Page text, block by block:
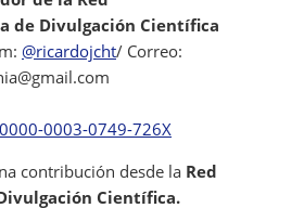
de Divulgación Científica
@ricardojcht/ Correo:
0003-0749-726X
contribución desde la Red
Científica.